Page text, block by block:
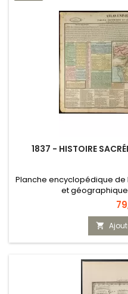
1837 - HISTOIRE
Planche encyclopédique de
et
